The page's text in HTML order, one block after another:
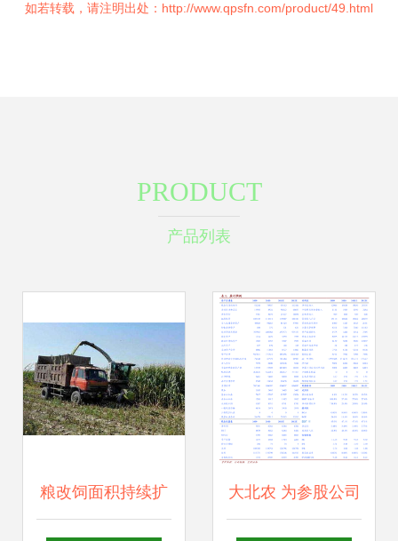
如若转载，请注明出处：http://www.qpsfn.com/product/49.html
PRODUCT
产品列表
粮改饲面积持续扩 大北农 为参股公司